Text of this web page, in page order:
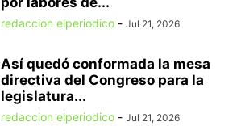
redaccion elperiodico - Jul 21, 2026
Así quedó conformada la mesa
directiva del Congreso para la
legislatura...
redaccion elperiodico - Jul 21, 2026